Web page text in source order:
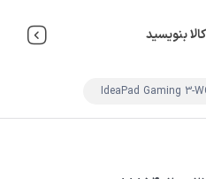
بنویسید
IdeaPad Gaming 3-